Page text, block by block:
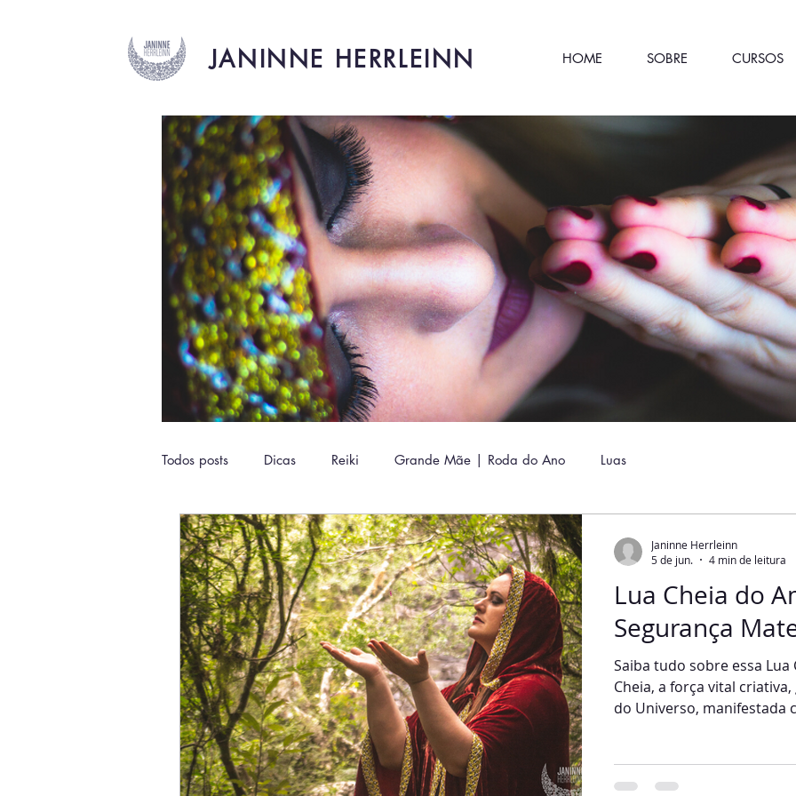
JANINNE HERRLEINN HOME SOBRE CURSOS
Todos posts Dicas Reiki Grande Mãe | Roda do Ano Luas
Lua Cheia do
Segurança
Saiba tudo sobre essa Lua
Cheia, a força vital
do Universo, manifestada
Janinne Herrleinn
5 de jun.
4 min de leitura